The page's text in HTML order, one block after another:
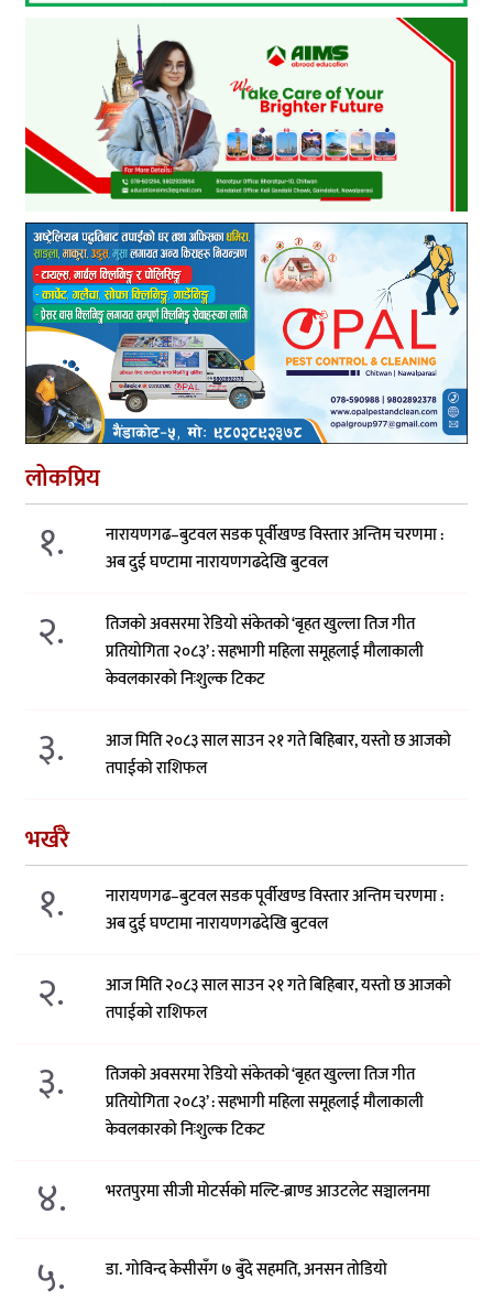
लोकप्रिय
१.
नारायणगढ–बुटवल सडक पूर्वीखण्ड विस्तार अन्तिम चरणमा :
अब दुई घण्टामा नारायणगढदेखि बुटवल
२.
तिजको अवसरमा रेडियो संकेतको ‘बृहत खुल्ला तिज गीत
प्रतियोगिता २०८३’ : सहभागी महिला समूहलाई मौलाकाली
केवलकारको निःशुल्क टिकट
३.
आज मिति २०८३ साल साउन २१ गते बिहिबार, यस्तो छ आजको
तपाईको राशिफल
भर्खरै
१.
नारायणगढ–बुटवल सडक पूर्वीखण्ड विस्तार अन्तिम चरणमा :
अब दुई घण्टामा नारायणगढदेखि बुटवल
२.
आज मिति २०८३ साल साउन २१ गते बिहिबार, यस्तो छ आजको
तपाईको राशिफल
३.
तिजको अवसरमा रेडियो संकेतको ‘बृहत खुल्ला तिज गीत
प्रतियोगिता २०८३’ : सहभागी महिला समूहलाई मौलाकाली
केवलकारको निःशुल्क टिकट
४. भरतपुरमा सीजी मोटर्सको मल्टि-ब्राण्ड आउटलेट सञ्चालनमा
५. डा. गोविन्द केसीसँग ७ बुँदे सहमति, अनसन तोडियो